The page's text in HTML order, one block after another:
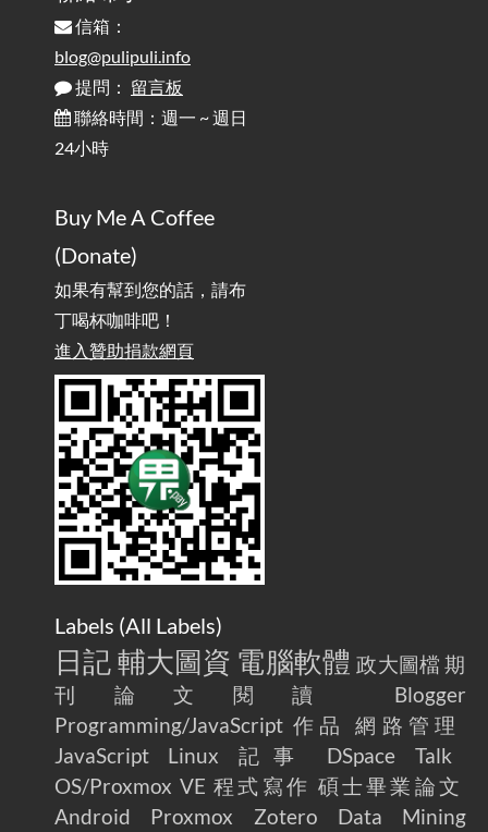
為何桌前打字總是腰痠背痛？桌子高度和螢幕高度
對人體工學的影響 / The Effect of Desk and Monitor Height on
Ergonomics: Why Does Typing at a Desk Often Lead to Back Pain?
行動網路無法連線？三星手機簡易解決方案
/ Mobile Network Not Connecting? Easy Solutions for Samsung
實作相容OpenAI API，但背後不是OpenAI的API服
務 / Implementing OpenAI API-Compatible Services, But Not
Powered by OpenAI
雜談：生活小技巧之用魔鬼氈避免機車鑰匙脫落吧
/ Talk: Use Velcro to Prevent Your Motorcycle Key From Falling
AdGuard Home不只是拿來擋廣告/ AdGuard
Home Is More Than Just an Ad Blocker
信箱：
blog@pulipuli.info
提問： 留言板
聯絡時間：週一 ~ 週日
24小時
Buy Me A Coffee
(Donate)
如果有幫到您的話，請布
丁喝杯咖啡吧！
進入贊助捐款網頁
Labels (All Labels)
日記 輔大圖資 電腦軟體 政大圖檔 期
刊論文閱讀
Blogger
Programming/JavaScript 作品
網路管理
JavaScript
Linux 記事 DSpace
Talk
OS/Proxmox VE 程式寫作 碩士畢業論文
Android
Proxmox Zotero
Data Mining